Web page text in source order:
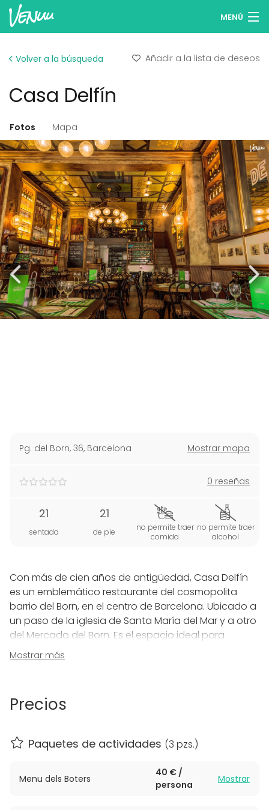
MENÚ
Iniciar sesión
Publicar tu espacio
Volver a la búsqueda Añadir a la lista de deseos
Casa Delfín
Fotos Mapa
Pg. del Born, 36, Barcelona Mostrar mapa
0 reseñas
21
sentada
21
de pie
no permite traer
comida
no permite traer
alcohol
Con más de cien años de antigüedad, Casa Delfín
es un emblemático restaurante del cosmopolita
barrio del Born, en el centro de Barcelona. Ubicado a
un paso de la iglesia de Santa María del Mar y a otro
del Mercado del Born. Es el espacio ideal para
aquellos eventos y celebraciones más importantes.
por lo que ofrece el mercado, siendo la calidad del
tradicionales que nunca pasan de moda. El espacio
ofrece diferentes opciones de menús para grupos a
Si estás pensando en celebrar un evento, en Casa
Mostrar más
Precios
Paquetes de actividades (3 pzs.)
Menu dels Boters
40 € /
persona
Mostrar